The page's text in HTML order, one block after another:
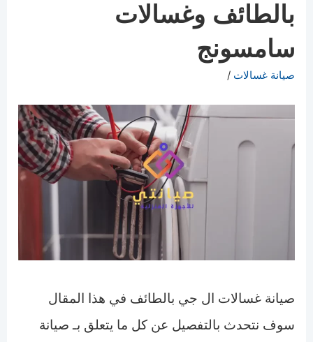
بالطائف وغسالات
سامسونج
التصنيفات
صيانة غسالات /
صيانة غسالات ال جي بالطائف في هذا المقال
سوف نتحدث بالتفصيل عن كل ما يتعلق بـ صيانة